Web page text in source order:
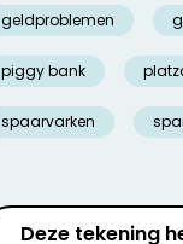
geldproblemen
piggy bank
spaarvarken
Deze tekening